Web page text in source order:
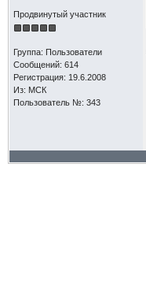
Продвинутый участник
Группа: Пользователи
Сообщений: 614
Регистрация: 19.6.2008
Из: МСК
Пользователь №: 343